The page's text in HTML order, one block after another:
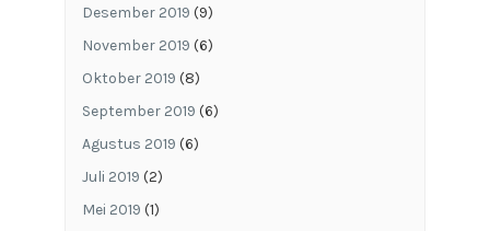
Desember 2019 (9)
November 2019 (6)
Oktober 2019 (8)
September 2019 (6)
Agustus 2019 (6)
Juli 2019 (2)
Mei 2019 (1)